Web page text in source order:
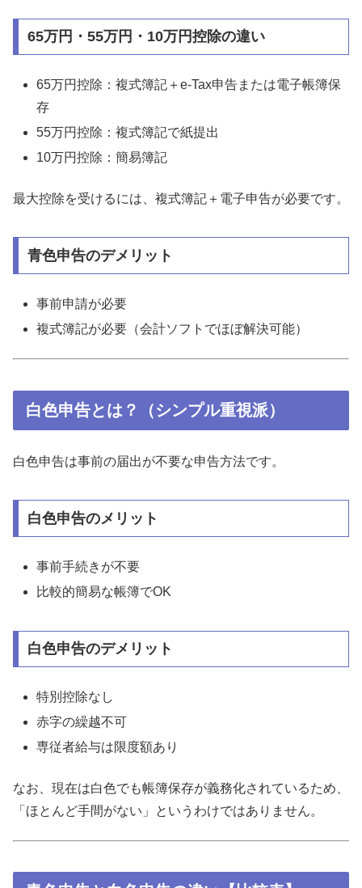
65万円・55万円・10万円控除の違い
65万円控除：複式簿記＋e-Tax申告または電子帳簿保
存
55万円控除：複式簿記で紙提出
10万円控除：簡易簿記
最大控除を受けるには、複式簿記＋電子申告が必要です。
青色申告のデメリット
事前申請が必要
複式簿記が必要（会計ソフトでほぼ解決可能）
白色申告とは？（シンプル重視派）
白色申告は事前の届出が不要な申告方法です。
白色申告のメリット
事前手続きが不要
比較的簡易な帳簿でOK
白色申告のデメリット
特別控除なし
赤字の繰越不可
専従者給与は限度額あり
なお、現在は白色でも帳簿保存が義務化されているため、
「ほとんど手間がない」というわけではありません。